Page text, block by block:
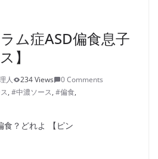
ム症ASD偏食息子
】
人 234 Views
0 Comments
, #中濃ソース, #偏食,
食？どれよ 【ピン